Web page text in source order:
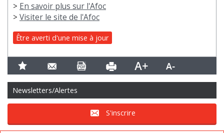
> En savoir plus sur l'Afoc
> Visiter le site de l'Afoc
Être averti d'une mise à jour
Newsletters/Alertes
S'inscrire